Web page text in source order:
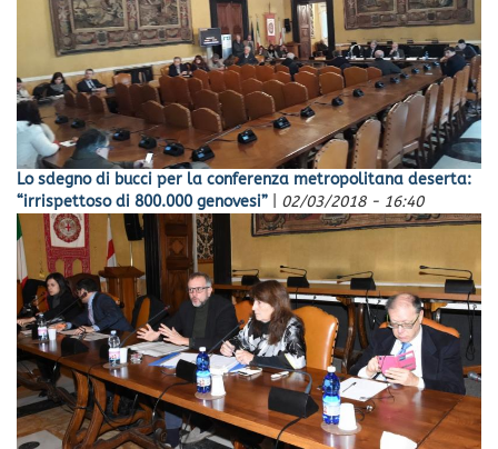
Lo sdegno di bucci per la conferenza metropolitana deserta:
“irrispettoso di 800.000 genovesi”
02/03/2018 - 16:40